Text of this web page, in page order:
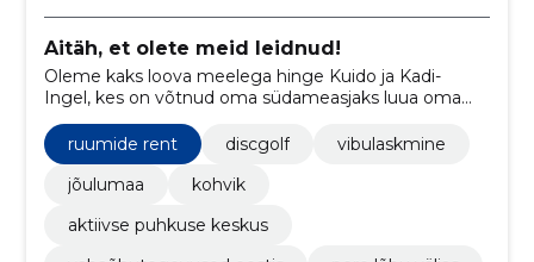
Aitäh, et olete meid leidnud!
Oleme kaks loova meelega hinge Kuido ja Kadi-
Ingel, kes on võtnud oma südameasjaks luua oma
kodukohta üks paik, kuhu alati on hea tulla. See on
koht, kus meel puhkab ja hing rikastub.
ruumide rent discgolf
vibulaskmine
jõulumaa
kohvik
aktiivse puhkuse keskus